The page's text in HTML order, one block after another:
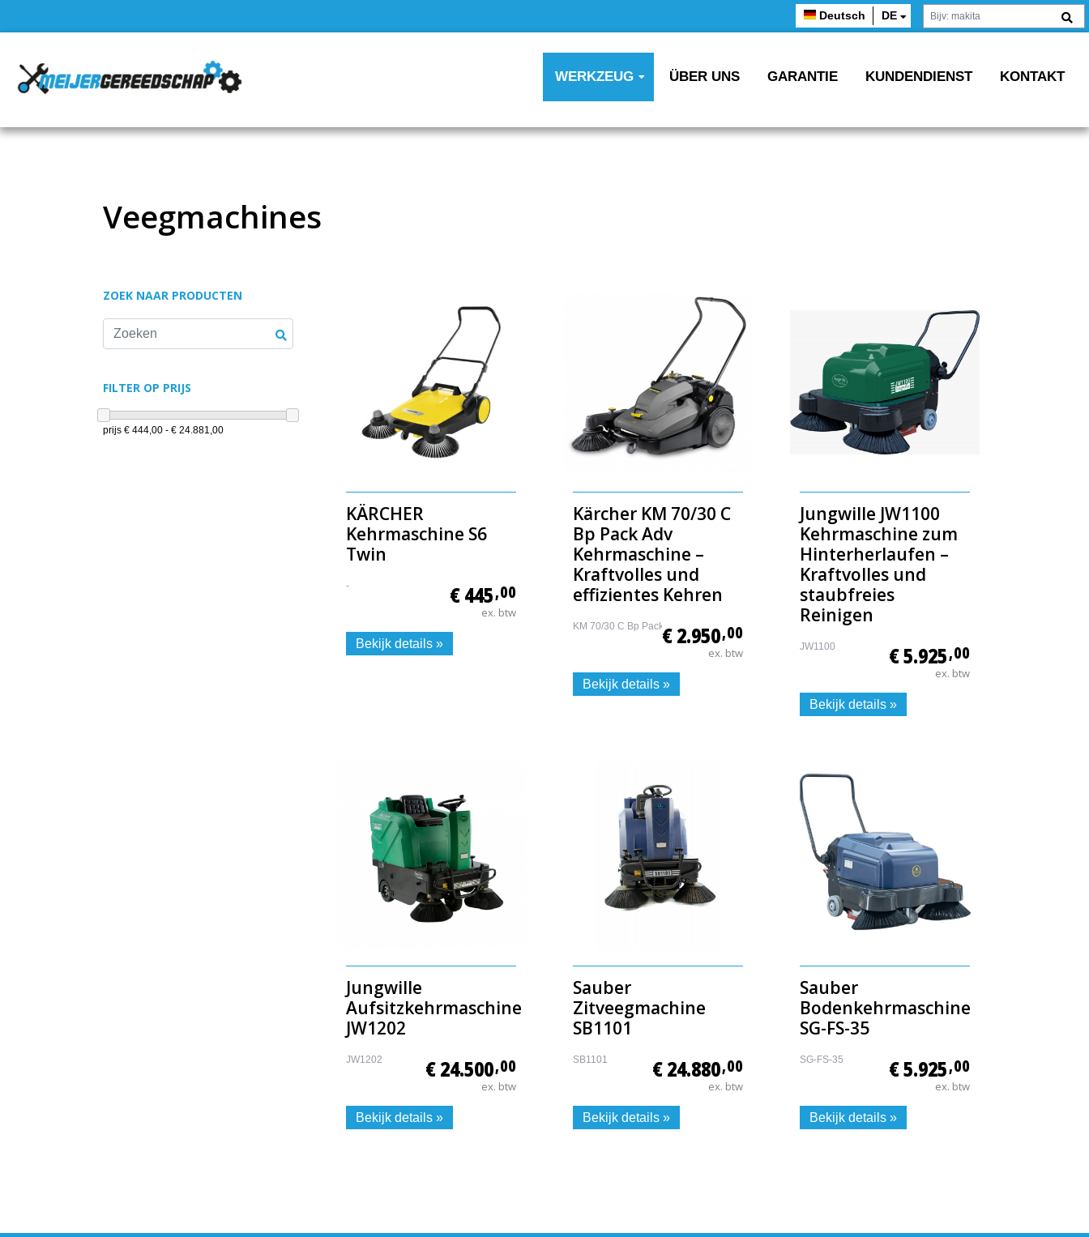
Deutsch DE
WERKZEUG ÜBER UNS GARANTIE KUNDENDIENST KONTAKT
Veegmachines
ZOEK NAAR PRODUCTEN
FILTER OP PRIJS
prijs € 444,00 - € 24.881,00
KÄRCHER
Kehrmaschine S6
Twin
- € 445,00
ex. btw
Bekijk details »
Kärcher KM 70/30 C
Bp Pack Adv
Kehrmaschine –
Kraftvolles und
effizientes Kehren
KM 70/30 C Bp Pack Adv€ 2.950,00
ex. btw
Bekijk details »
Jungwille JW1100
Kehrmaschine zum
Hinterherlaufen –
Kraftvolles und
staubfreies
Reinigen
JW1100 € 5.925,00
ex. btw
Bekijk details »
Jungwille
Aufsitzkehrmaschine
JW1202
JW1202 € 24.500,00
ex. btw
Bekijk details »
Sauber
Zitveegmachine
SB1101
SB1101 € 24.880,00
ex. btw
Bekijk details »
Sauber
Bodenkehrmaschine
SG-FS-35
SG-FS-35 € 5.925,00
ex. btw
Bekijk details »